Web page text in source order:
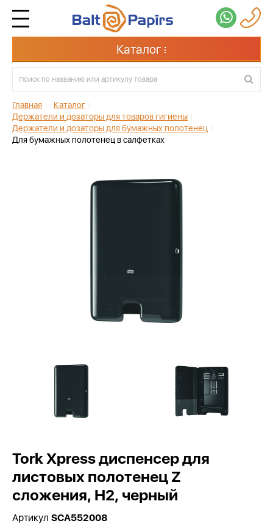
Каталог
Главная Каталог
Держатели и дозаторы для товаров гигиены
Держатели и дозаторы для бумажных полотенец
Для бумажных полотенец в салфетках
Tork Xpress диспенсер для
листовых полотенец Z
сложения, H2, черный
Артикул SCA552008